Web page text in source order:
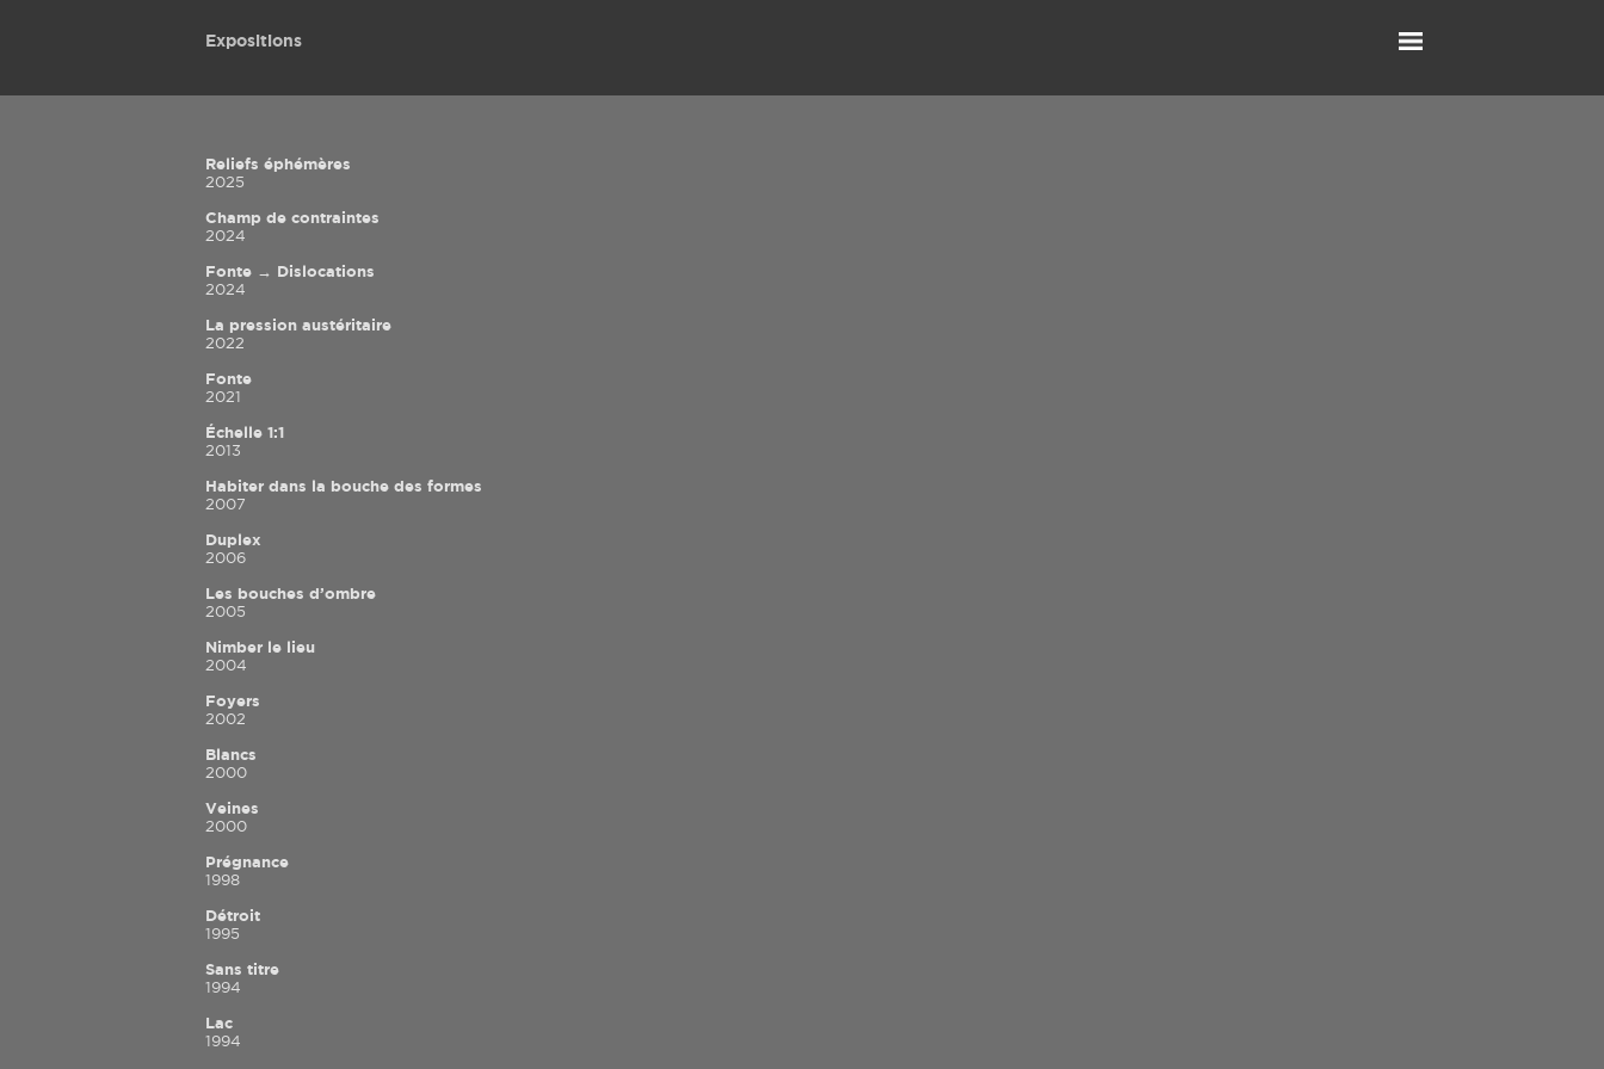
Expositions
Reliefs éphémères
2025
Champ de contraintes
2024
Fonte → Dislocations
2024
La pression austéritaire
2022
Fonte
2021
Échelle 1:1
2013
Habiter dans la bouche des formes
2007
Duplex
2006
Les bouches d’ombre
2005
Nimber le lieu
2004
Foyers
2002
Blancs
2000
Veines
2000
Prégnance
1998
Détroit
1995
Sans titre
1994
Lac
1994